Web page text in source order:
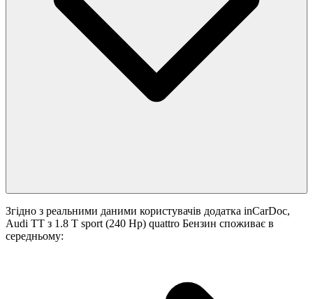
Згідно з реальними даними користувачів додатка inCarDoc,
Audi TT з 1.8 T sport (240 Hp) quattro Бензин споживає в
середньому: